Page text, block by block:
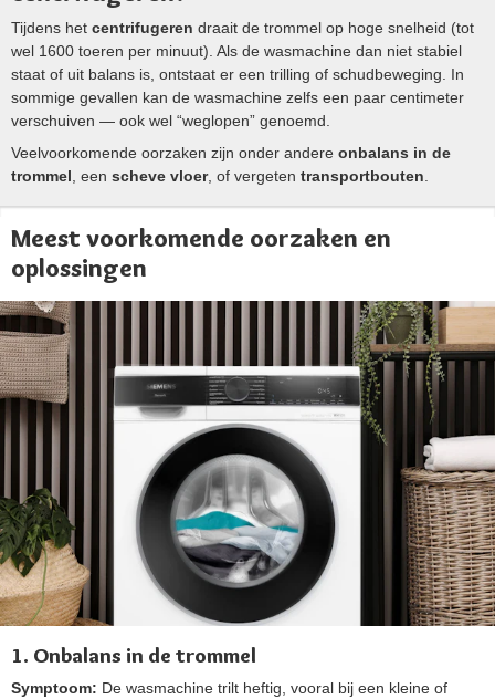
Tijdens het centrifugeren draait de trommel op hoge snelheid (tot
wel 1600 toeren per minuut). Als de wasmachine dan niet stabiel
staat of uit balans is, ontstaat er een trilling of schudbeweging. In
sommige gevallen kan de wasmachine zelfs een paar centimeter
verschuiven — ook wel “weglopen” genoemd.
Veelvoorkomende oorzaken zijn onder andere onbalans in de
trommel , een scheve vloer, of vergeten transportbouten
Meest voorkomende oorzaken en
oplossingen
1. Onbalans in de trommel
Symptoom: De wasmachine trilt heftig, vooral bij een kleine of